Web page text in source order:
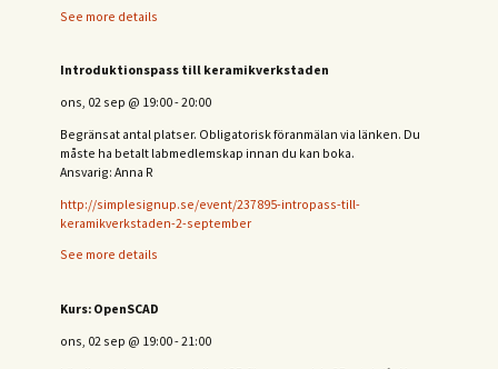
See more details
Introduktionspass till keramikverkstaden
ons, 02 sep @ 19:00-20:00
Begränsat antal platser. Obligatorisk föranmälan via länken. Du
måste ha betalt labmedlemskap innan du kan boka.
Ansvarig: Anna R
http://simplesignup.se/event/237895-intropass-till-
keramikverkstaden-2-september
See more details
Kurs: OpenSCAD
ons, 02 sep @ 19:00-21:00